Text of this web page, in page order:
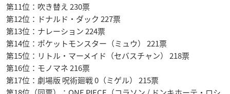
第11位：吹き替え 230票
第12位：ドナルド・ダック 227票
第13位：ナレーション 224票
第14位：ポケットモンスター（ミュウ） 221票
第15位：リトル・マーメイド（セバスチャン） 218票
第16位：モノマネ 216票
第17位：劇場版 呪術廻戦 0（ミゲル） 215票